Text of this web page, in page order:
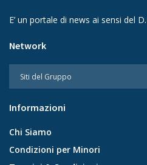
E’ un portale di news ai sensi del
Network
Informazioni
Chi Siamo
Condizioni per Minori